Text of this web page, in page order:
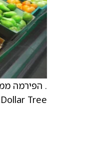
Dollar Tree, שנע בין אמצע טווח העשירונים באחוזים.